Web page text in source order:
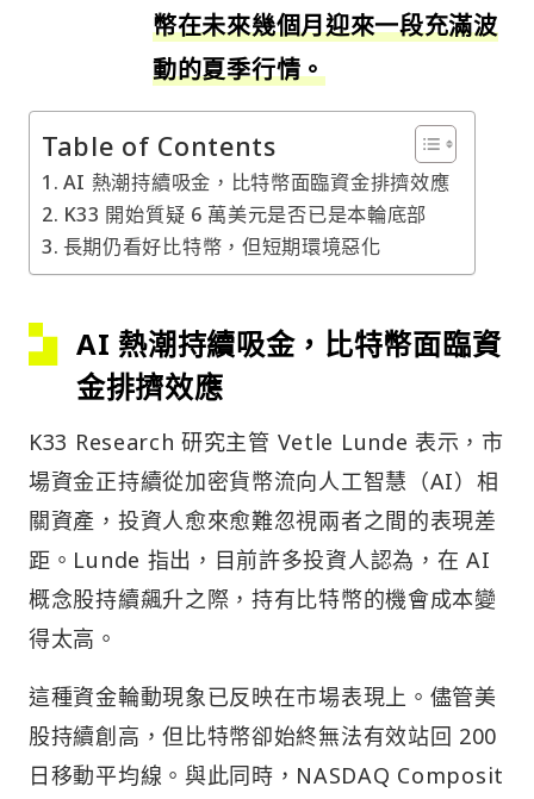
幣在未來幾個月迎來一段充滿波
動的夏季行情。
Table of Contents
AI 熱潮持續吸金，比特幣面臨資金排擠效應
K33 開始質疑 6 萬美元是否已是本輪底部
長期仍看好比特幣，但短期環境惡化
AI 熱潮持續吸金，比特幣面臨資
金排擠效應
K33 Research 研究主管 Vetle Lunde 表示，市
場資金正持續從加密貨幣流向人工智慧（AI）相
關資產，投資人愈來愈難忽視兩者之間的表現差
距。Lunde 指出，目前許多投資人認為，在 AI
概念股持續飆升之際，持有比特幣的機會成本變
得太高。
這種資金輪動現象已反映在市場表現上。儘管美
股持續創高，但比特幣卻始終無法有效站回 200
日移動平均線。與此同時，NASDAQ Composit